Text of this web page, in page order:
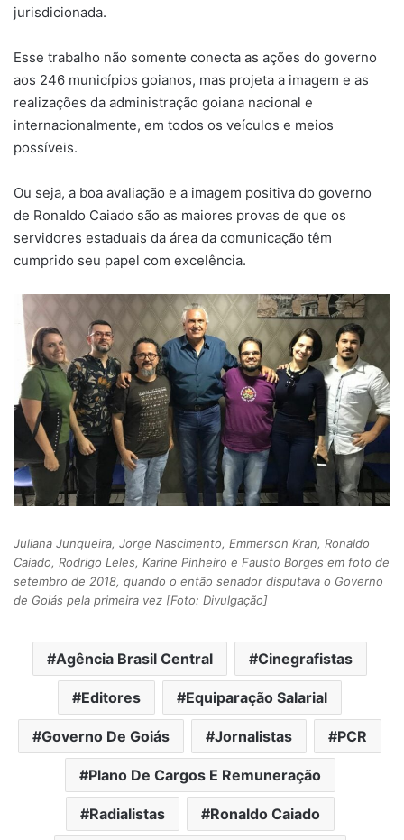
jurisdicionada.
Esse trabalho não somente conecta as ações do governo
aos 246 municípios goianos, mas projeta a imagem e as
realizações da administração goiana nacional e
internacionalmente, em todos os veículos e meios
possíveis.
Ou seja, a boa avaliação e a imagem positiva do governo
de Ronaldo Caiado são as maiores provas de que os
servidores estaduais da área da comunicação têm
cumprido seu papel com excelência.
Juliana Junqueira, Jorge Nascimento, Emmerson Kran, Ronaldo
Caiado, Rodrigo Leles, Karine Pinheiro e Fausto Borges em foto de
setembro de 2018, quando o então senador disputava o Governo
de Goiás pela primeira vez [Foto: Divulgação]
Agência Brasil Central Cinegrafistas
Editores Equiparação Salarial
Governo De Goiás Jornalistas PCR
Plano De Cargos E Remuneração
Radialistas Ronaldo Caiado